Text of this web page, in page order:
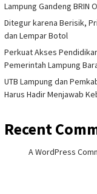
Lampung Gandeng BRIN
Ditegur karena Berisik,
dan Lempar Botol
Perkuat Akses
Pemerintah Lampung
UTB Lampung dan
Harus Hadir Menjawab
Recent
A WordPress